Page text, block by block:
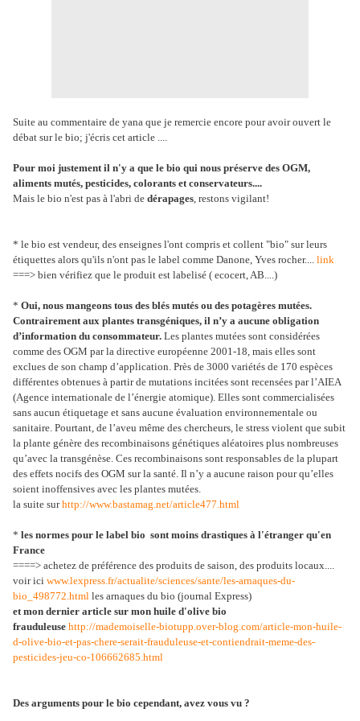
Suite au commentaire de yana que je remercie encore pour avoir ouvert le
débat sur le bio; j'écris cet article ....
Pour moi justement il n'y a que le bio qui nous préserve des OGM,
aliments mutés, pesticides, colorants et conservateurs....
Mais le bio n'est pas à l'abri de dérapages, restons vigilant!
* le bio est vendeur, des enseignes l'ont compris et collent "bio" sur leurs
étiquettes alors qu'ils n'ont pas le label comme Danone, Yves rocher.... link
===> bien vérifiez que le produit est labelisé ( ecocert, AB....)
* Oui, nous mangeons tous des blés mutés ou des potagères mutées.
Contrairement aux plantes transgéniques, il n’y a aucune obligation
d’information du consommateur. Les plantes mutées sont considérées
comme des OGM par la directive européenne 2001-18, mais elles sont
exclues de son champ d’application. Près de 3000 variétés de 170 espèces
différentes obtenues à partir de mutations incitées sont recensées par l’AIEA
(Agence internationale de l’énergie atomique). Elles sont commercialisées
sans aucun étiquetage et sans aucune évaluation environnementale ou
sanitaire. Pourtant, de l’aveu même des chercheurs, le stress violent que subit
la plante génère des recombinaisons génétiques aléatoires plus nombreuses
qu’avec la transgénèse. Ces recombinaisons sont responsables de la plupart
des effets nocifs des OGM sur la santé. Il n’y a aucune raison pour qu’elles
soient inoffensives avec les plantes mutées.
la suite surhttp://www.bastamag.net/article477.html
* les normes pour le label bio sont moins drastiques à l'étranger qu'en
France
====> achetez de préférence des produits de saison, des produits locaux....
voir ici www.lexpress.fr/actualite/sciences/sante/les-arnaques-du-
bio_498772.html les arnaques du bio (journal Express)
et mon dernier article sur mon huile d'olive bio
frauduleuse http://mademoiselle-biotupp.over-blog.com/article-mon-huile-
d-olive-bio-et-pas-chere-serait-frauduleuse-et-contiendrait-meme-des-
pesticides-jeu-co-106662685.html
Des arguments pour le bio cependant, avez vous vu ?